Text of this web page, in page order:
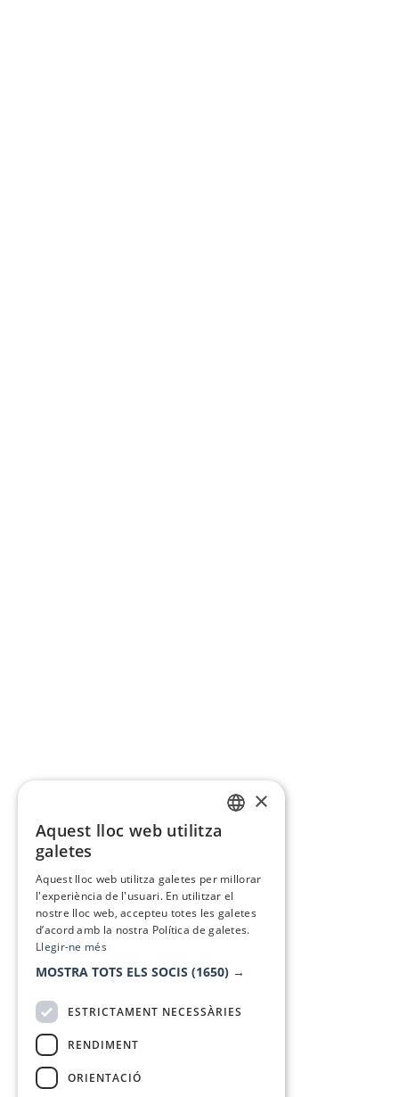
×
Aquest lloc web utilitza
galetes
Aquest lloc web utilitza galetes per millorar
l'experiència de l'usuari. En utilitzar el
nostre lloc web, accepteu totes les galetes
d’acord amb la nostra Política de galetes.
Llegir-ne més
MOSTRA TOTS ELS SOCIS (1650) →
ESTRICTAMENT NECESSÀRIES
RENDIMENT
ORIENTACIÓ